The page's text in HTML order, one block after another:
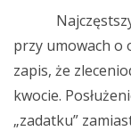
Najczęstszym
przy umowach o
zapis, że
kwocie.
„zadatku”